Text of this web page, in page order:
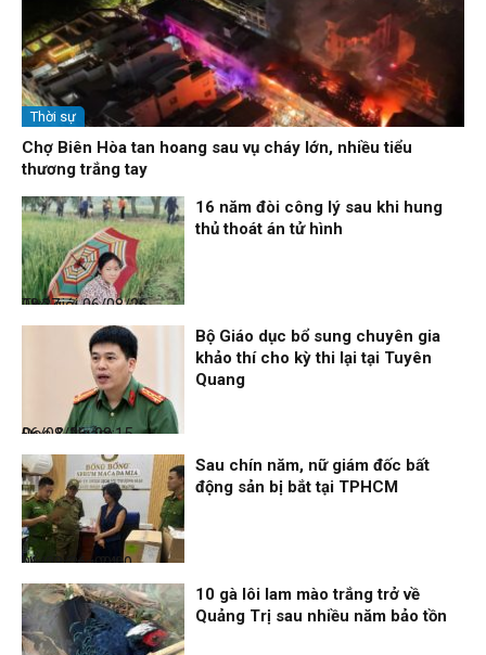
Thời sự
Chợ Biên Hòa tan hoang sau vụ cháy lớn, nhiều tiểu
thương trắng tay
Thế giới
06/08/26, 08:27
16 năm đòi công lý sau khi hung
thủ thoát án tử hình
Đọc & Ngẫm
06/08/26, 08:15
Bộ Giáo dục bổ sung chuyên gia
khảo thí cho kỳ thi lại tại Tuyên
Quang
Nhịp sống 24h
06/08/26, 00:00
Sau chín năm, nữ giám đốc bất
động sản bị bắt tại TPHCM
10 gà lôi lam mào trắng trở về
Quảng Trị sau nhiều năm bảo tồn